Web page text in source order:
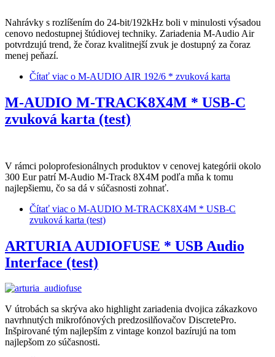
Nahrávky s rozlíšením do 24-bit/192kHz boli v minulosti výsadou
cenovo nedostupnej štúdiovej techniky. Zariadenia M-Audio Air
potvrdzujú trend, že čoraz kvalitnejší zvuk je dostupný za čoraz
menej peňazí.
Čítať viac o M-AUDIO AIR 192/6 * zvuková karta
M-AUDIO M-TRACK8X4M * USB-C
zvuková karta (test)
V rámci poloprofesionálnych produktov v cenovej kategórii okolo
300 Eur patrí M-Audio M-Track 8X4M podľa mňa k tomu
najlepšiemu, čo sa dá v súčasnosti zohnať.
Čítať viac o M-AUDIO M-TRACK8X4M * USB-C
zvuková karta (test)
ARTURIA AUDIOFUSE * USB Audio
Interface (test)
V útrobách sa skrýva ako highlight zariadenia dvojica zákazkovo
navrhnutých mikrofónových predzosilňovačov DiscretePro.
Inšpirované tým najlepším z vintage konzol bazírujú na tom
najlepšom zo súčasnosti.